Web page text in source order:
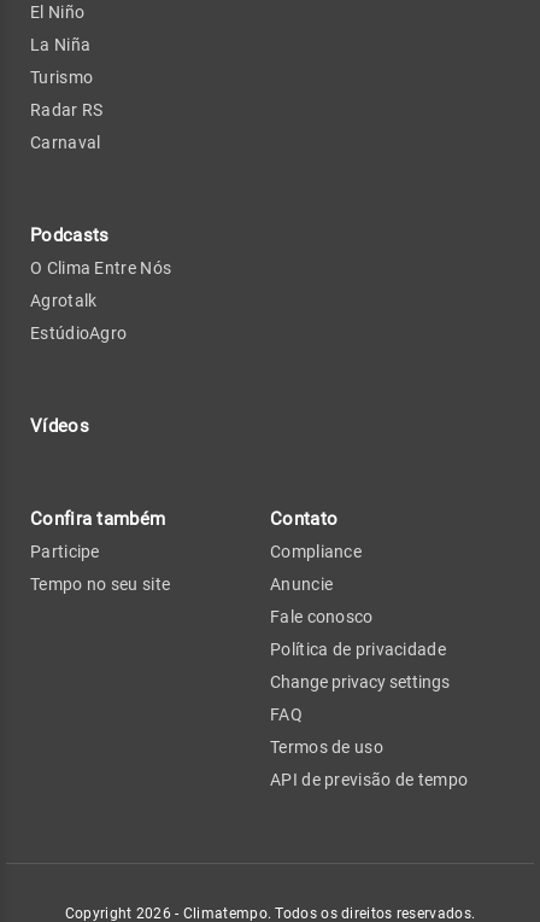
El Niño
La Niña
Turismo
Radar RS
Carnaval
Podcasts
O Clima Entre Nós
Agrotalk
EstúdioAgro
Vídeos
Confira também
Participe
Tempo no seu site
Contato
Compliance
Anuncie
Fale conosco
Política de privacidade
Change privacy settings
FAQ
Termos de uso
API de previsão de tempo
Copyright 2026 - Climatempo. Todos os direitos reservados.